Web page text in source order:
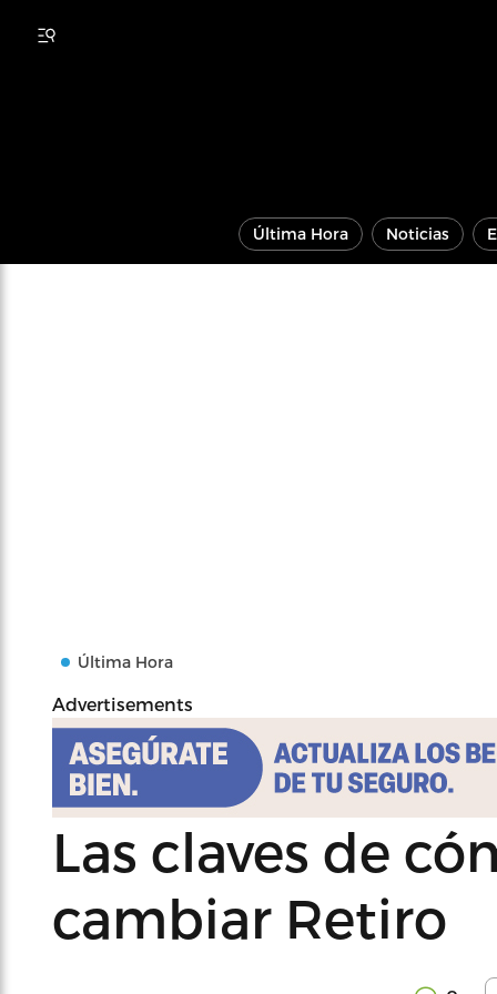
Última Hora Noticias
Última Hora
Advertisements
Las claves de
cambiar Retiro